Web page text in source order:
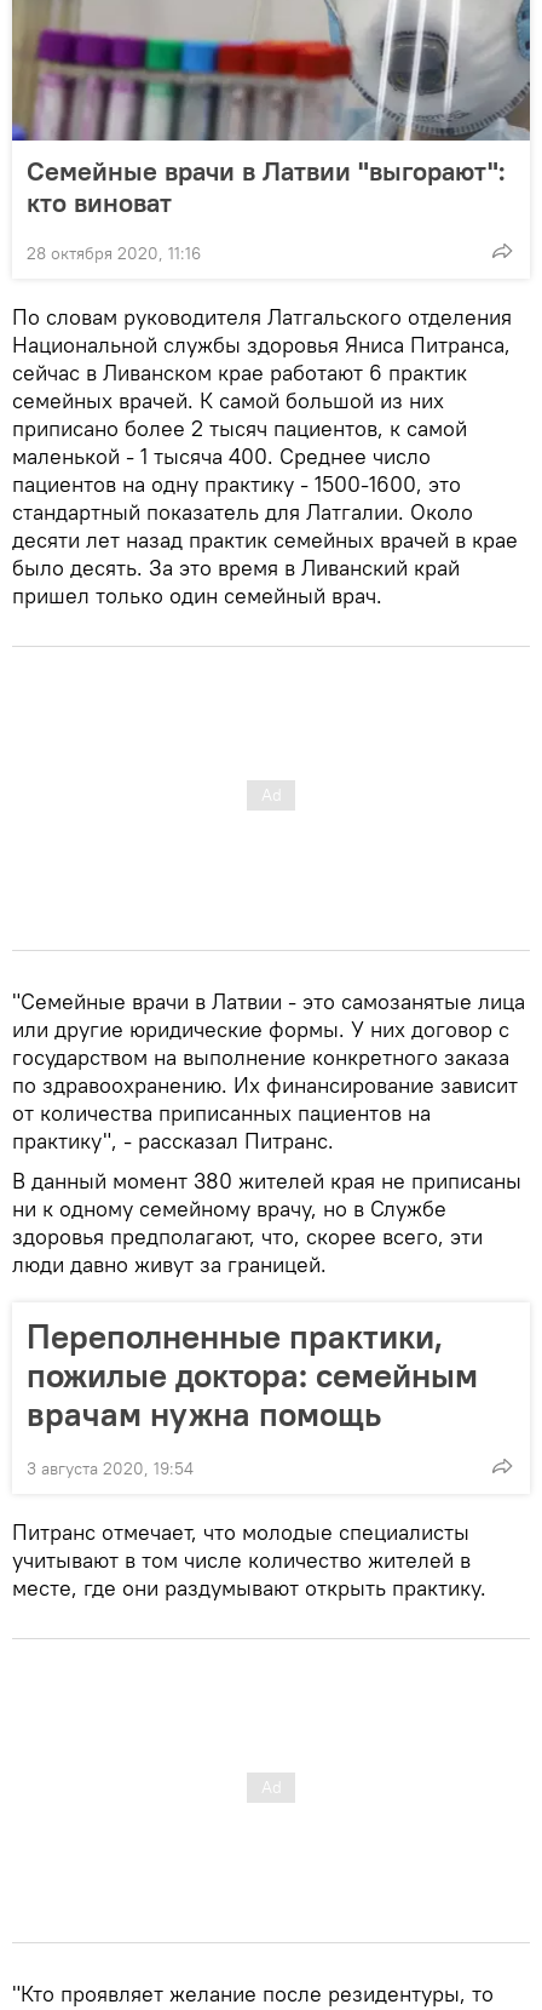
Семейные врачи в Латвии "выгорают":
кто виноват
28 октября 2020, 11:16
По словам руководителя Латгальского отделения
Национальной службы здоровья Яниса Питранса,
сейчас в Ливанском крае работают 6 практик
семейных врачей. К самой большой из них
приписано более 2 тысяч пациентов, к самой
маленькой - 1 тысяча 400. Среднее число
пациентов на одну практику - 1500-1600, это
стандартный показатель для Латгалии. Около
десяти лет назад практик семейных врачей в крае
было десять. За это время в Ливанский край
пришел только один семейный врач.
"Семейные врачи в Латвии - это самозанятые лица
или другие юридические формы. У них договор с
государством на выполнение конкретного заказа
по здравоохранению. Их финансирование зависит
от количества приписанных пациентов на
практику", - рассказал Питранс.
В данный момент 380 жителей края не приписаны
ни к одному семейному врачу, но в Службе
здоровья предполагают, что, скорее всего, эти
люди давно живут за границей.
Переполненные практики,
пожилые доктора: семейным
врачам нужна помощь
3 августа 2020, 19:54
Питранс отмечает, что молодые специалисты
учитывают в том числе количество жителей в
месте, где они раздумывают открыть практику.
"Кто проявляет желание после резидентуры, то